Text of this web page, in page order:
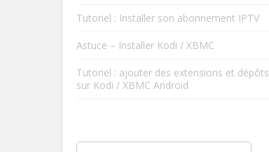
Tutoriel : Installer son abonnement IPTV
Astuce – Installer Kodi / XBMC
Tutoriel : ajouter des extensions et dépôts
sur Kodi / XBMC Android